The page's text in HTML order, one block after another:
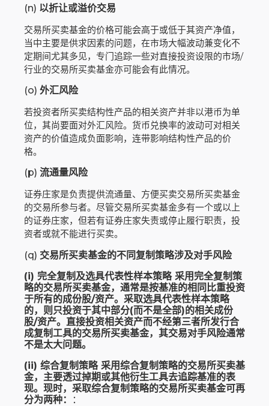
(n) 以折让或溢价交易
交易所买卖基金的价格可能会高于或低于其资产净值，
当中主要是供求因素的问题，在市场大幅波动兼变化不
定期间尤其多见，专门追踪一些对直接投资设限的市场/
行业的交易所买卖基金亦可能会有此情况。
(o) 外汇风险
若投资者所买卖结构性产品的相关资产并非以港币为单
位，其尚要面对外汇风险。货币兑换率的波动可对相关
资产的价值造成负面影响，连带影响结构性产品的价
格。
(p) 流通量风险
证券庄家是负责提供流通量、方便买卖交易所买卖基金
的交易所参与者。尽管交易所买卖基金多有一个或以上
的证券庄家，但若有证券庄家失责或停止履行职责，投
资者或就不能进行买卖。
(q) 交易所买卖基金的不同复制策略涉及对手风险
(i) 完全复制及选具代表性样本策略 采用完全复制策
略的交易所买卖基金，通常是按基准的相同比重投资
于所有的成份股/资产。采取选具代表性样本策略
的，则只投资于其中部分(而不是全部)的相关成份
股/资产。直接投资相关资产而不经第三者所发行合
成复制工具的交易所买卖基金，其交易对手风险通常
不是太大问题。
(ii) 综合复制策略 采用综合复制策略的交易所买卖基
金，主要透过掉期或其他衍生工具去追踪基准的表
现。现时，采取综合复制策略的交易所买卖基金可再
分为两种：
：